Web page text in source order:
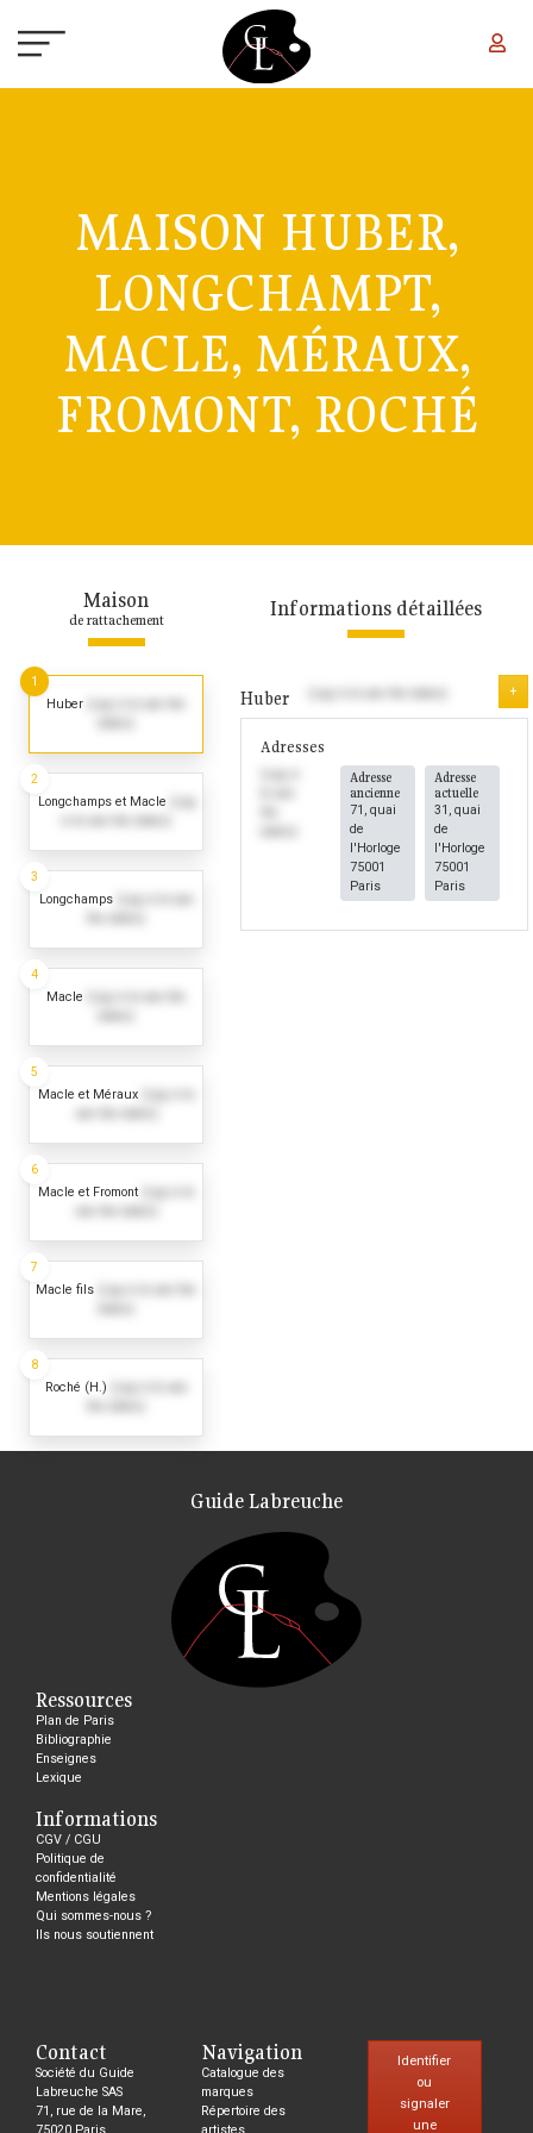
MAISON HUBER,
LONGCHAMPT,
MACLE, MÉRAUX,
FROMONT, ROCHÉ
Maison
de rattachement Informations détaillées
Huber
1
Longchamps et Macle
2
Longchamps
3
Macle
4
Macle et Méraux
5
Macle et Fromont
6
Macle fils
7
Roché (H.)
8
Huber +
Adresses
Adresse
ancienne
71, quai
de
l'Horloge
75001
Paris
Adresse
actuelle
31, quai
de
l'Horloge
75001
Paris
Guide Labreuche
Ressources
Plan de Paris
Bibliographie
Enseignes
Lexique
Informations
CGV / CGU
Politique de
confidentialité
Mentions légales
Qui sommes-nous ?
Ils nous soutiennent
Contact
Société du Guide
Labreuche SAS
71, rue de la Mare,
75020 Paris
Navigation
Catalogue des
marques
Répertoire des
artistes
Identifier
ou
signaler
une